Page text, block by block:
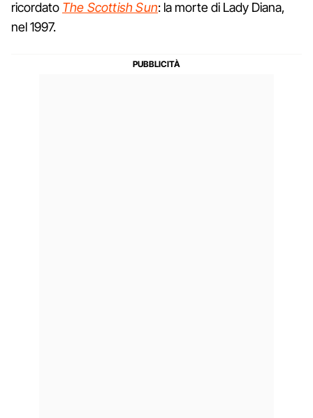
ricordato The Scottish Sun: la morte di Lady Diana,
nel 1997.